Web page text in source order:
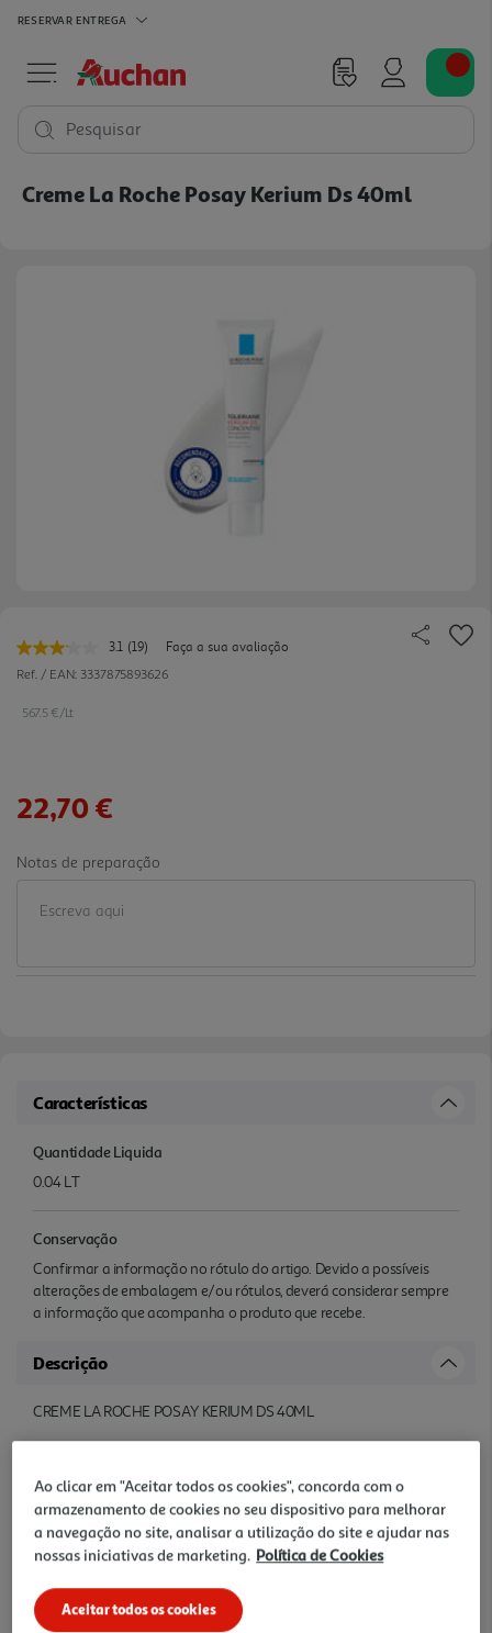
RESERVAR ENTREGA
Pesquisar
Creme La Roche Posay Kerium Ds 40ml
3.1 Leu
19
(19)
Faça a sua avaliação
Ref. / EAN: 3337875893626
567.5 €/Lt
22,70 €
Notas de preparação
Características
Quantidade Liquida
0.04 LT
Conservação
Confirmar a informação no rótulo do artigo. Devido a possíveis
alterações de embalagem e/ou rótulos, deverá considerar sempre
a informação que acompanha o produto que recebe.
Descrição
CREME LA ROCHE POSAY KERIUM DS 40ML
Ao clicar em "Aceitar todos os cookies", concorda com o
armazenamento de cookies no seu dispositivo para melhorar
a navegação no site, analisar a utilização do site e ajudar nas
nossas iniciativas de marketing. Política de Cookies
Aceitar todos os cookies